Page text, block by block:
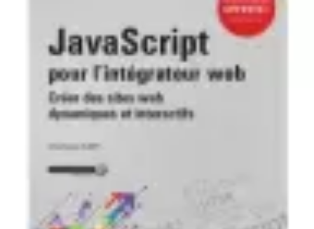
Perception et Utilisation Guide d'achatÉducation et
ApprentissageAtlas Thématiques
Atlas Géographique